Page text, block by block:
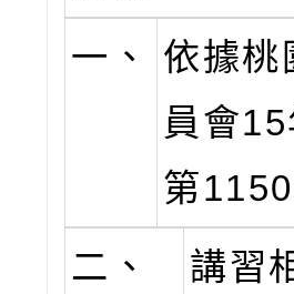
一、
依據桃
員會
第
二、
講習